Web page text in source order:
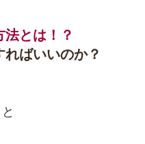
とは！？
ばいいのか？